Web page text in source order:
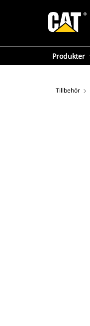
Produkter
Tillbehör